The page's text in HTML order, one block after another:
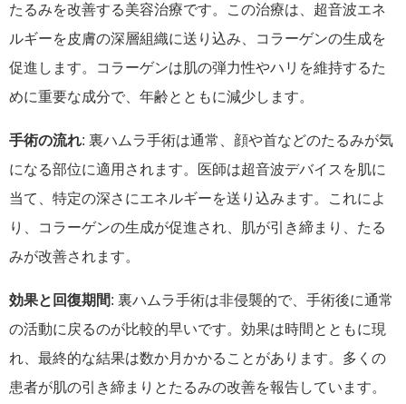
たるみを改善する美容治療です。この治療は、超音波エネ
ルギーを皮膚の深層組織に送り込み、コラーゲンの生成を
促進します。コラーゲンは肌の弾力性やハリを維持するた
めに重要な成分で、年齢とともに減少します。
手術の流れ: 裏ハムラ手術は通常、顔や首などのたるみが気
になる部位に適用されます。医師は超音波デバイスを肌に
当て、特定の深さにエネルギーを送り込みます。これによ
り、コラーゲンの生成が促進され、肌が引き締まり、たる
みが改善されます。
効果と回復期間: 裏ハムラ手術は非侵襲的で、手術後に通常
の活動に戻るのが比較的早いです。効果は時間とともに現
れ、最終的な結果は数か月かかることがあります。多くの
患者が肌の引き締まりとたるみの改善を報告しています。